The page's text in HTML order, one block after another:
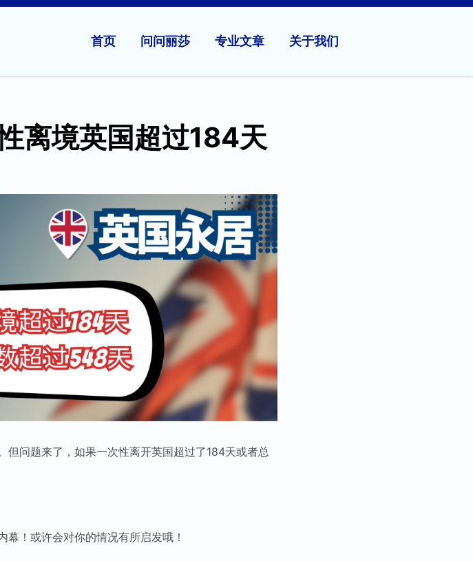
首页 问问丽莎 专业文章 关于我们
离境英国超过184天
问题来了，如果一次性离开英国超过了184天或者总
！或许会对你的情况有所启发哦！